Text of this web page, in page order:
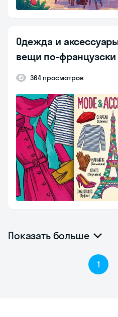
Одежда и
вещи по-французски
364 просмотров
Показать больше
1